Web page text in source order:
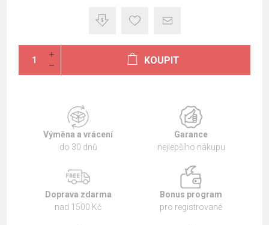
KOUPIT
Výměna a vrácení
do 30 dnů
Garance
nejlepšího nákupu
Doprava zdarma
nad 1500 Kč
Bonus program
pro registrované